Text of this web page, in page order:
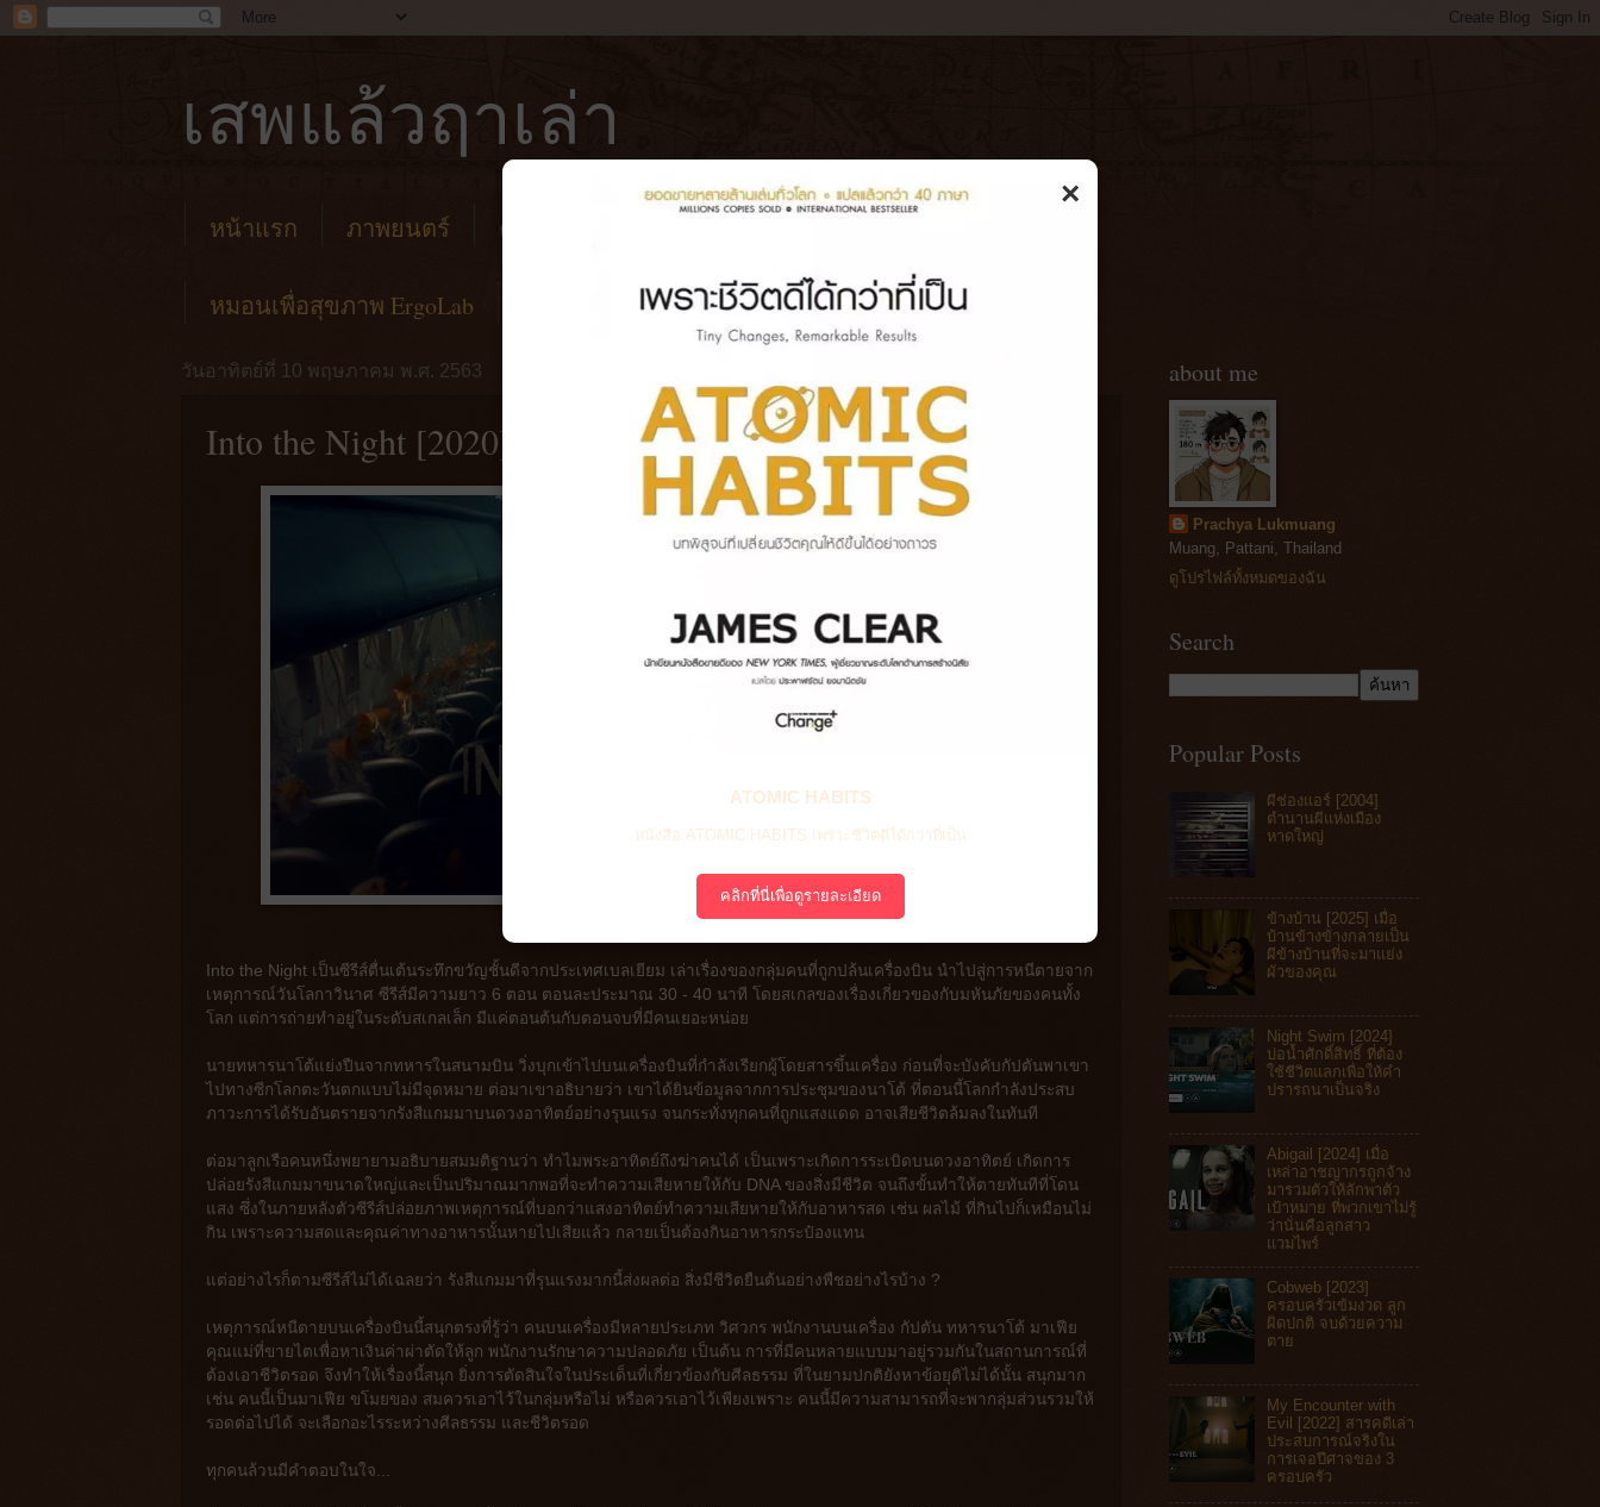
เสพแล้วฤาเล่า
หน้าแรก ภาพยนตร์ คาเฟ่
หมอนเพื่อสุขภาพ ErgoLab
วันอาทิตย์ที่ 10 พฤษภาคม พ.ศ. 2563
Into the Night [2020] หนีตายพระอาทิตย์ล้างโลก
Into the Night เป็นซีรีส์ตื่นเต้นระทึกขวัญชั้นดีจากประเทศเบลเยียม เล่าเรื่องของกลุ่มคนที่ถูกปล้นเครื่องบิน นำไปสู่การหนีตายจาก
เหตุการณ์วันโลกาวินาศ ซีรีส์มีความยาว 6 ตอน ตอนละประมาณ 30 - 40 นาที โดยสเกลของเรื่องเกี่ยวของกับมหันภัยของคนทั้ง
โลก แต่การถ่ายทำอยู่ในระดับสเกลเล็ก มีแค่ตอนต้นกับตอนจบที่มีคนเยอะหน่อย
นายทหารนาโต้แย่งปืนจากทหารในสนามบิน วิ่งบุกเข้าไปบนเครื่องบินที่กำลังเรียกผู้โดยสารขึ้นเครื่อง ก่อนที่จะบังคับกัปตันพาเขา
ไปทางซีกโลกตะวันตกแบบไม่มีจุดหมาย ต่อมาเขาอธิบายว่า เขาได้ยินข้อมูลจากการประชุมของนาโต้ ที่ตอนนี้โลกกำลังประสบ
ภาวะการได้รับอันตรายจากรังสีแกมมาบนดวงอาทิตย์อย่างรุนแรง จนกระทั่งทุกคนที่ถูกแสงแดด อาจเสียชีวิตล้มลงในทันที
ต่อมาลูกเรือคนหนึ่งพยายามอธิบายสมมติฐานว่า ทำไมพระอาทิตย์ถึงฆ่าคนได้ เป็นเพราะเกิดการระเบิดบนดวงอาทิตย์ เกิดการ
ปล่อยรังสีแกมมาขนาดใหญ่และเป็นปริมาณมากพอที่จะทำความเสียหายให้กับ DNA ของสิ่งมีชีวิต จนถึงขั้นทำให้ตายทันทีที่โดน
แสง ซึ่งในภายหลังตัวซีรีส์ปล่อยภาพเหตุการณ์ที่บอกว่าแสงอาทิตย์ทำความเสียหายให้กับอาหารสด เช่น ผลไม้ ที่กินไปก็เหมือนไม่
กิน เพราะความสดและคุณค่าทางอาหารนั้นหายไปเสียแล้ว กลายเป็นต้องกินอาหารกระป๋องแทน
แต่อย่างไรก็ตามซีรีส์ไม่ได้เฉลยว่า รังสีแกมมาที่รุนแรงมากนี้ส่งผลต่อ สิ่งมีชีวิตยืนต้นอย่างพืชอย่างไรบ้าง ?
เหตุการณ์หนีตายบนเครื่องบินนี้สนุกตรงที่รู้ว่า คนบนเครื่องมีหลายประเภท วิศวกร พนักงานบนเครื่อง กัปตัน ทหารนาโต้ มาเฟีย
คุณแม่ที่ขายไตเพื่อหาเงินค่าผ่าตัดให้ลูก พนักงานรักษาความปลอดภัย เป็นต้น การที่มีคนหลายแบบมาอยู่รวมกันในสถานการณ์ที่
ต้องเอาชีวิตรอด จึงทำให้เรื่องนี้สนุก ยิ่งการตัดสินใจในประเด็นที่เกี่ยวข้องกับศีลธรรม ที่ในยามปกติยังหาข้อยุติไม่ได้นั้น สนุกมาก
เช่น คนนี้เป็นมาเฟีย ขโมยของ สมควรเอาไว้ในกลุ่มหรือไม่ หรือควรเอาไว้เพียงเพราะ คนนี้มีความสามารถที่จะพากลุ่มส่วนรวมให้
รอดต่อไปได้ จะเลือกอะไรระหว่างศีลธรรม และชีวิตรอด
ทุกคนล้วนมีคำตอบในใจ...
about me
Prachya Lukmuang
Muang, Pattani, Thailand
ดูโปรไฟล์ทั้งหมดของฉัน
Search
Popular Posts
ผีช่องแอร์ [2004]
ตำนานผีแห่งเมือง
หาดใหญ่
ข้างบ้าน [2025] เมื่อ
บ้านข้างข้างกลายเป็น
ผีข้างบ้านที่จะมาแย่ง
ผัวของคุณ
Night Swim [2024]
บ่อน้ำศักดิ์สิทธิ์ ที่ต้อง
ใช้ชีวิตแลกเพื่อให้คำ
ปรารถนาเป็นจริง
Abigail [2024] เมื่อ
เหล่าอาชญากรถูกจ้าง
มารวมตัวให้ลักพาตัว
เป้าหมาย ที่พวกเขาไม่รู้
ว่านั่นคือลูกสาว
แวมไพร์
Cobweb [2023]
ครอบครัวเข้มงวด ลูก
ผิดปกติ จบด้วยความ
ตาย
My Encounter with
Evil [2022] สารคดีเล่า
ประสบการณ์จริงใน
การเจอปีศาจของ 3
ครอบครัว
×
ATOMIC HABITS
หนังสือ ATOMIC HABITS เพราะชีวิตดีได้กว่าที่เป็น
คลิกที่นี่เพื่อดูรายละเอียด